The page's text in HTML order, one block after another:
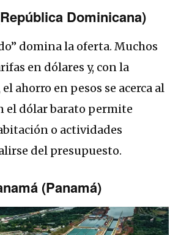
Dominicana)
domina la oferta. Muchos
en dólares y, con la
ahorro en pesos se acerca al
el dólar barato permite
o actividades
del presupuesto.
(Panamá)